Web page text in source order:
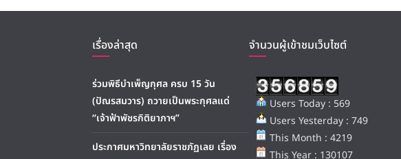
เรื่องล่าสุด
ร่วมพิธีบำเพ็ญกุศล ครบ 15 วัน
(ปัณรสมวาร) ถวายเป็นพระกุศลแด่
“เจ้าฟ้าพัชรกิติยาภาฯ”
ประกาศมหาวิทยาลัยราชภัฏเลย เรื่อง
จำนวนผู้เข้าชมเว็บไซต์
Users Today : 569
Users Yesterday : 749
This Month : 4219
This Year : 130107